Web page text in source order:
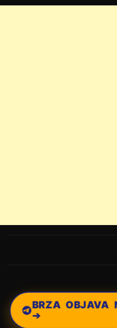
BRZA OBJAVA
➔